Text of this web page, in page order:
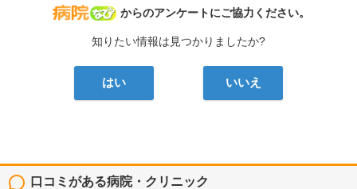
病院なび
からのアンケートにご協力ください。
知りたい情報は見つかりましたか?
はい いいえ
口コミがある病院・クリニック